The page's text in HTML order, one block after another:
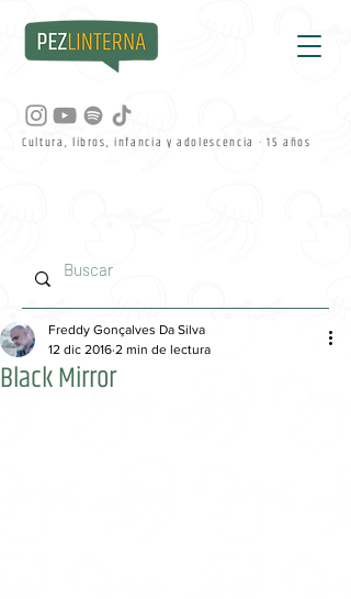
Cultura, libros, infancia y adolescencia · 15 años
Black Mirror
Freddy Gonçalves Da Silva
12 dic 2016 2 min de lectura